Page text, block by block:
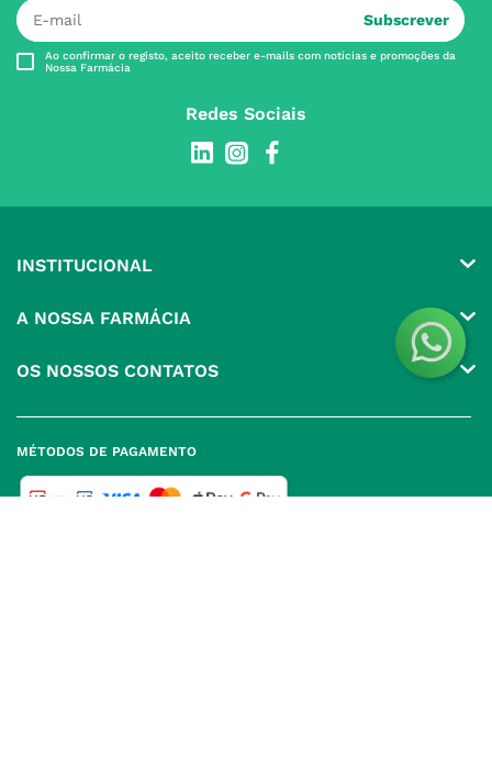
Subscrever
Ao confirmar o registo, aceito receber e-mails com notícias e promoções da
Nossa Farmácia
Redes Sociais
INSTITUCIONAL
Produtos Favoritos
A NOSSA FARMÁCIA
Política de Privacidade
OS NOSSOS CONTATOS
MÉTODOS DE PAGAMENTO